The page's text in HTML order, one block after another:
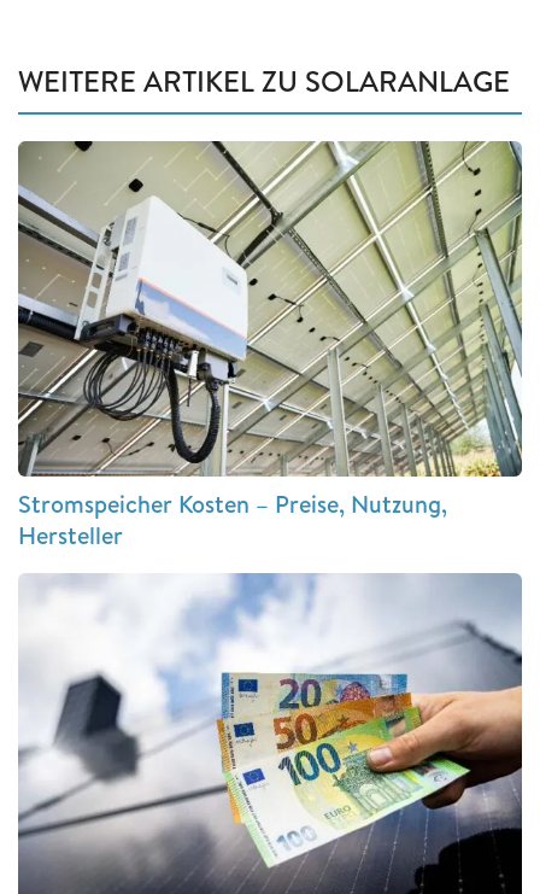
WEITERE ARTIKEL ZU SOLARANLAGE
Stromspeicher Kosten – Preise, Nutzung,
Hersteller